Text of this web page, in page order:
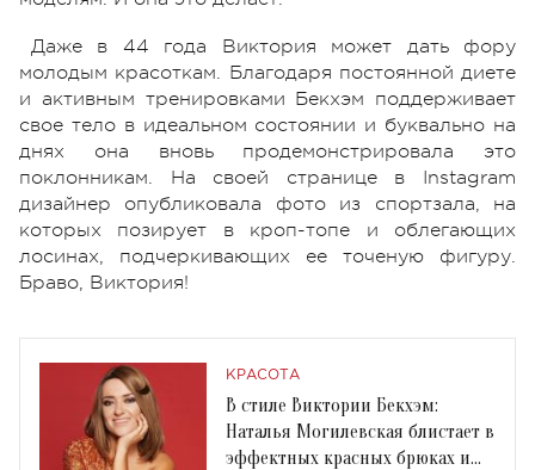
Даже в 44 года Виктория может дать фору
молодым красоткам. Благодаря постоянной диете
и активным тренировками Бекхэм поддерживает
свое тело в идеальном состоянии и буквально на
днях она вновь продемонстрировала это
поклонникам. На своей странице в Instagram
дизайнер опубликовала фото из спортзала, на
которых позирует в кроп-топе и облегающих
лосинах, подчеркивающих ее точеную фигуру.
Браво, Виктория!
КРАСОТА
В стиле Виктории Бекхэм:
Наталья Могилевская блистает в
эффектных красных брюках и